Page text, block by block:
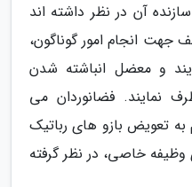
آن در نظر داشته اند
انجام امور گوناگون،
و معضل انباشته شدن
نمایند. فضانوردان می
به تعویض بازو های رباتیک
وظیفه خاصی، در نظر گرفته